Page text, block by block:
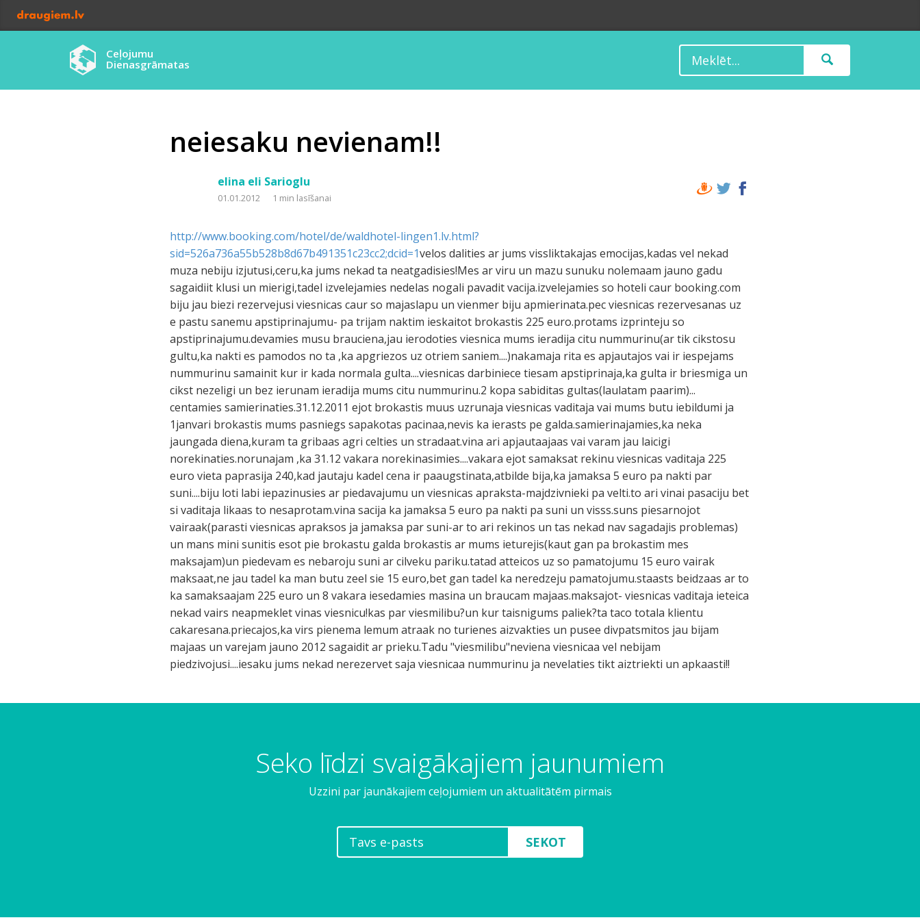
Ceļojumu
Dienasgrāmatas
neiesaku nevienam!!
elina eli Sarioglu
01.01.2012 1 min lasīšanai
http://www.booking.com/hotel/de/waldhotel-lingen1.lv.html?
sid=526a736a55b528b8d67b491351c23cc2;dcid=1velos dalities ar jums vissliktakajas emocijas,kadas vel nekad
muza nebiju izjutusi,ceru,ka jums nekad ta neatgadisies!Mes ar viru un mazu sunuku nolemaam jauno gadu
sagaidiit klusi un mierigi,tadel izvelejamies nedelas nogali pavadit vacija.izvelejamies so hoteli caur booking.com
biju jau biezi rezervejusi viesnicas caur so majaslapu un vienmer biju apmierinata.pec viesnicas rezervesanas uz
e pastu sanemu apstiprinajumu- pa trijam naktim ieskaitot brokastis 225 euro.protams izprinteju so
apstiprinajumu.devamies musu brauciena,jau ierodoties viesnica mums ieradija citu nummurinu(ar tik cikstosu
gultu,ka nakti es pamodos no ta ,ka apgriezos uz otriem saniem....)nakamaja rita es apjautajos vai ir iespejams
nummurinu samainit kur ir kada normala gulta....viesnicas darbiniece tiesam apstiprinaja,ka gulta ir briesmiga un
cikst nezeligi un bez ierunam ieradija mums citu nummurinu.2 kopa sabiditas gultas(laulatam paarim)...
centamies samierinaties.31.12.2011 ejot brokastis muus uzrunaja viesnicas vaditaja vai mums butu iebildumi ja
1janvari brokastis mums pasniegs sapakotas pacinaa,nevis ka ierasts pe galda.samierinajamies,ka neka
jaungada diena,kuram ta gribaas agri celties un stradaat.vina ari apjautaajaas vai varam jau laicigi
norekinaties.norunajam ,ka 31.12 vakara norekinasimies....vakara ejot samaksat rekinu viesnicas vaditaja 225
euro vieta paprasija 240,kad jautaju kadel cena ir paaugstinata,atbilde bija,ka jamaksa 5 euro pa nakti par
suni....biju loti labi iepazinusies ar piedavajumu un viesnicas apraksta-majdzivnieki pa velti.to ari vinai pasaciju bet
si vaditaja likaas to nesaprotam.vina sacija ka jamaksa 5 euro pa nakti pa suni un visss.suns piesarnojot
vairaak(parasti viesnicas apraksos ja jamaksa par suni-ar to ari rekinos un tas nekad nav sagadajis problemas)
un mans mini sunitis esot pie brokastu galda brokastis ar mums ieturejis(kaut gan pa brokastim mes
maksajam)un piedevam es nebaroju suni ar cilveku pariku.tatad atteicos uz so pamatojumu 15 euro vairak
maksaat,ne jau tadel ka man butu zeel sie 15 euro,bet gan tadel ka neredzeju pamatojumu.staasts beidzaas ar to
ka samaksaajam 225 euro un 8 vakara iesedamies masina un braucam majaas.maksajot- viesnicas vaditaja ieteica
nekad vairs neapmeklet vinas viesnicu!kas par viesmilibu?un kur taisnigums paliek?ta taco totala klientu
cakaresana.priecajos,ka virs pienema lemum atraak no turienes aizvakties un pusee divpatsmitos jau bijam
majaas un varejam jauno 2012 sagaidit ar prieku.Tadu "viesmilibu"neviena viesnicaa vel nebijam
piedzivojusi....iesaku jums nekad nerezervet saja viesnicaa nummurinu ja nevelaties tikt aiztriekti un apkaasti!!
Seko līdzi svaigākajiem jaunumiem
Uzzini par jaunākajiem ceļojumiem un aktualitātēm pirmais
SEKOT